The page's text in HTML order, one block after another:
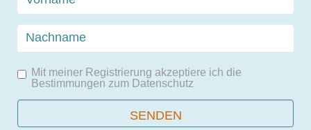
Mit meiner Registrierung akzeptiere ich die
Bestimmungen zum Datenschutz